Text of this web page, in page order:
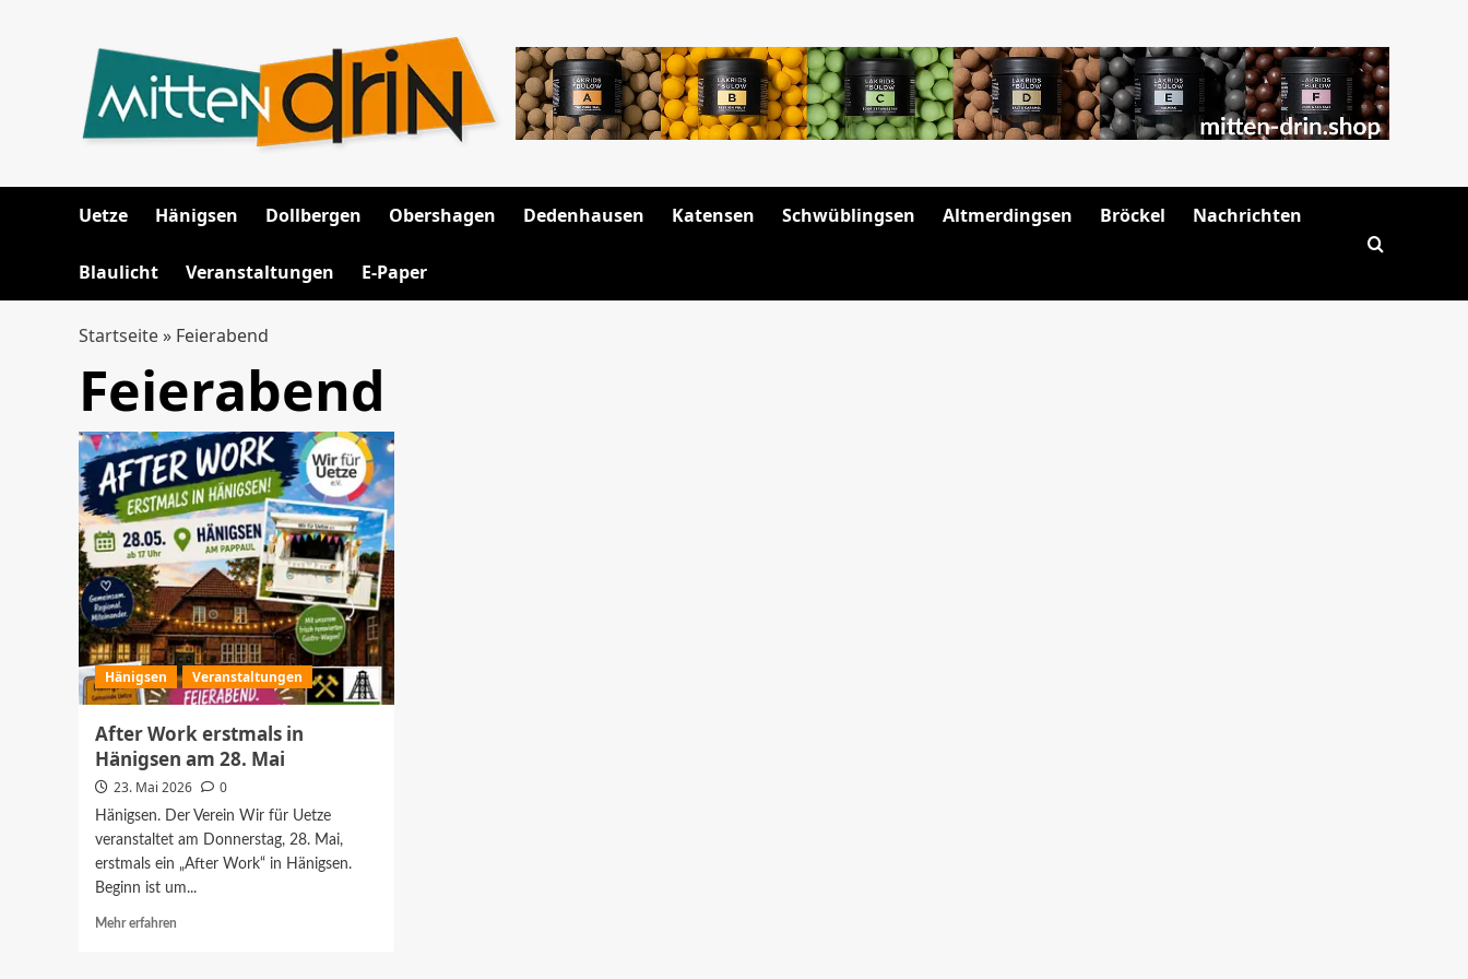
Uetze Hänigsen Dollbergen Obershagen Dedenhausen Katensen Schwüblingsen Altmerdingsen Bröckel Nachrichten
Blaulicht Veranstaltungen E-Paper
Startseite» Feierabend
Feierabend
Hänigsen Veranstaltungen
After Work erstmals in
Hänigsen am 28. Mai
23. Mai 2026 0
Hänigsen. Der Verein Wir für Uetze
veranstaltet am Donnerstag, 28. Mai,
erstmals ein „After Work“ in Hänigsen.
Beginn ist um...
Mehr erfahren